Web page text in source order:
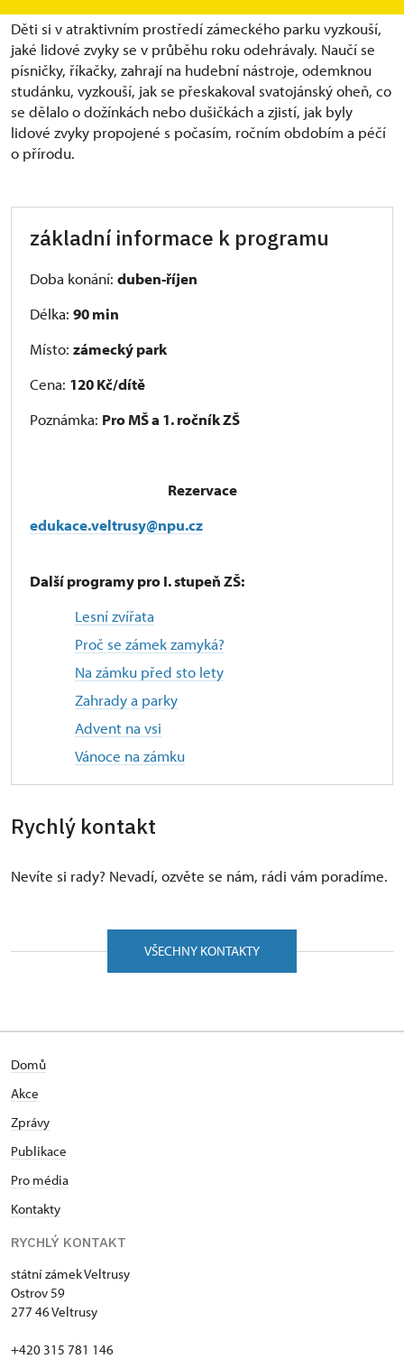
Děti si v atraktivním prostředí zámeckého parku vyzkouší,
jaké lidové zvyky se v průběhu roku odehrávaly. Naučí se
písničky, říkačky, zahrají na hudební nástroje, odemknou
studánku, vyzkouší, jak se přeskakoval svatojánský oheň, co
se dělalo o dožínkách nebo dušičkách a zjistí, jak byly
lidové zvyky propojené s počasím, ročním obdobím a péčí
o přírodu.
základní informace k programu
Doba konání: duben-říjen
Délka: 90 min
Místo: zámecký park
Cena: 120Kč/dítě
Poznámka: Pro MŠ a 1. ročník ZŠ
Rezervace
edukace.veltrusy@npu.cz
Další programy pro I. stupeň ZŠ:
Lesní zvířata
Proč se zámek zamyká?
Na zámku před sto lety
Zahrady a parky
Advent na vsi
Vánoce na zámku
Rychlý kontakt
Nevíte si rady? Nevadí, ozvěte se nám, rádi vám poradíme.
VŠECHNY KONTAKTY
Domů
Akce
Zprávy
Publikace
Pro média
Kontakty
RYCHLÝ KONTAKT
státní zámek Veltrusy
Ostrov 59
277 46 Veltrusy
+420 315 781 146